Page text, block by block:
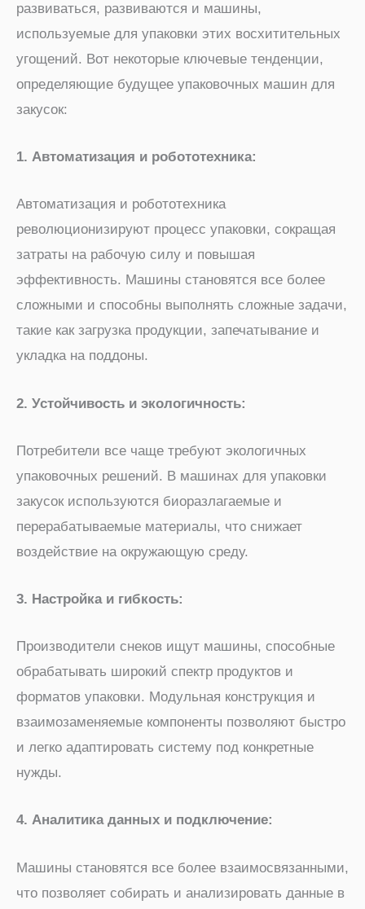
развиваться, развиваются и машины,
используемые для упаковки этих восхитительных
угощений. Вот некоторые ключевые тенденции,
определяющие будущее упаковочных машин для
закусок:
1. Автоматизация и робототехника:
Автоматизация и робототехника
революционизируют процесс упаковки, сокращая
затраты на рабочую силу и повышая
эффективность. Машины становятся все более
сложными и способны выполнять сложные задачи,
такие как загрузка продукции, запечатывание и
укладка на поддоны.
2. Устойчивость и экологичность:
Потребители все чаще требуют экологичных
упаковочных решений. В машинах для упаковки
закусок используются биоразлагаемые и
перерабатываемые материалы, что снижает
воздействие на окружающую среду.
3. Настройка и гибкость:
Производители снеков ищут машины, способные
обрабатывать широкий спектр продуктов и
форматов упаковки. Модульная конструкция и
взаимозаменяемые компоненты позволяют быстро
и легко адаптировать систему под конкретные
нужды.
4. Аналитика данных и подключение:
Машины становятся все более взаимосвязанными,
что позволяет собирать и анализировать данные в